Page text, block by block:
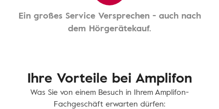
Ein großes Service Versprechen - auch nach
dem Hörgerätekauf.
Ihre Vorteile bei Amplifon
Was Sie von einem Besuch in Ihrem Amplifon-
Fachgeschäft erwarten dürfen: